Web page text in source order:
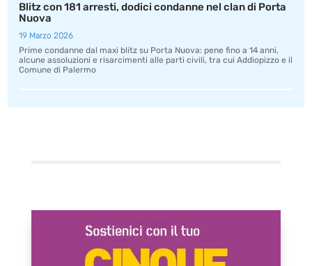
Blitz con 181 arresti, dodici condanne nel clan di Porta
Nuova
19 Marzo 2026
Prime condanne dal maxi blitz su Porta Nuova: pene fino a 14 anni,
alcune assoluzioni e risarcimenti alle parti civili, tra cui Addiopizzo e il
Comune di Palermo